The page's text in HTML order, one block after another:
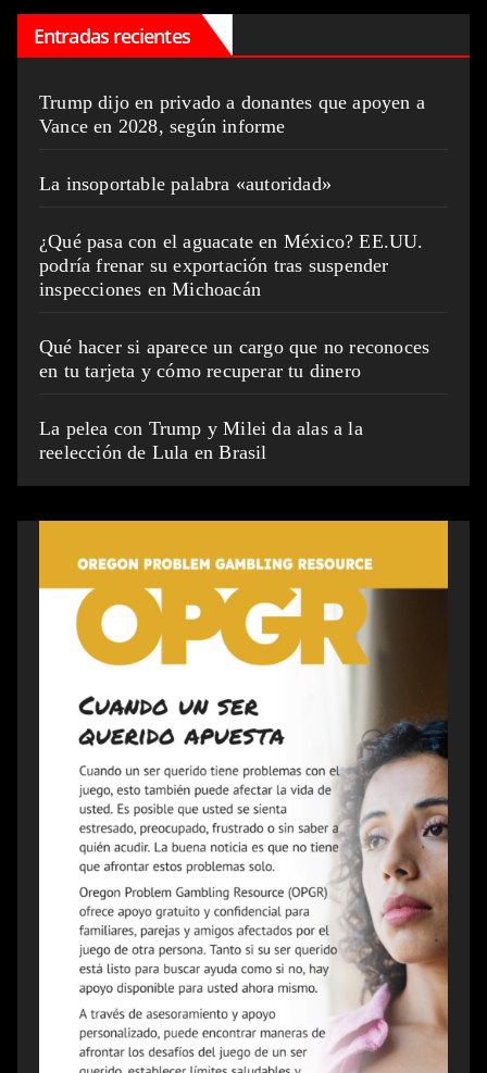
Entradas recientes
Trump dijo en privado a donantes que apoyen a
Vance en 2028, según informe
La insoportable palabra «autoridad»
¿Qué pasa con el aguacate en México? EE.UU.
podría frenar su exportación tras suspender
inspecciones en Michoacán
Qué hacer si aparece un cargo que no reconoces
en tu tarjeta y cómo recuperar tu dinero
La pelea con Trump y Milei da alas a la
reelección de Lula en Brasil